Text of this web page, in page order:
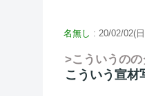
名無し : 20/02/02(
>こういうの
こういう宣材